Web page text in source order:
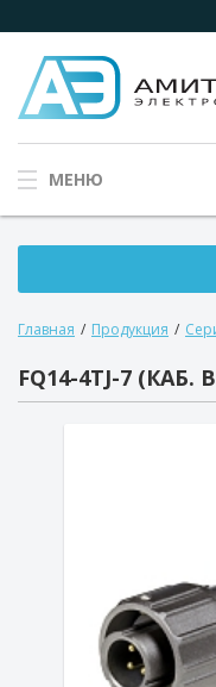
МЕНЮ
Главная / Продукция /
FQ14-4TJ-7 (КАБ.